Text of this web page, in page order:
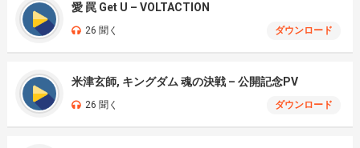
愛 罠 Get U – VOLTACTION
26 聞く ダウンロード
米津玄師, キングダム 魂の決戦 – 公開記念PV
26 聞く ダウンロード